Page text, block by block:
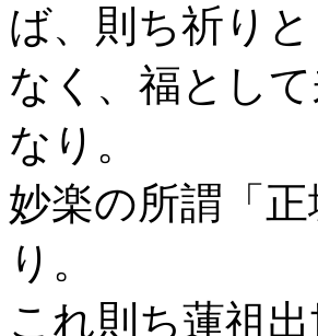
ば、則ち祈り
なく、福とし
なり。
妙楽の所謂「
り。
これ則ち蓮祖